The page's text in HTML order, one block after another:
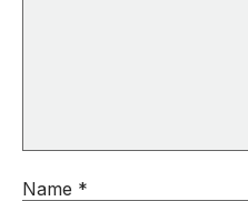
Name *